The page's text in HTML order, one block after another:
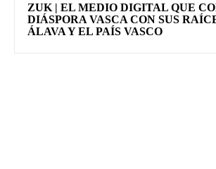
ZUK | EL MEDIO DIGITAL QUE
DIÁSPORA VASCA CON SUS
ÁLAVA Y EL PAÍS VASCO